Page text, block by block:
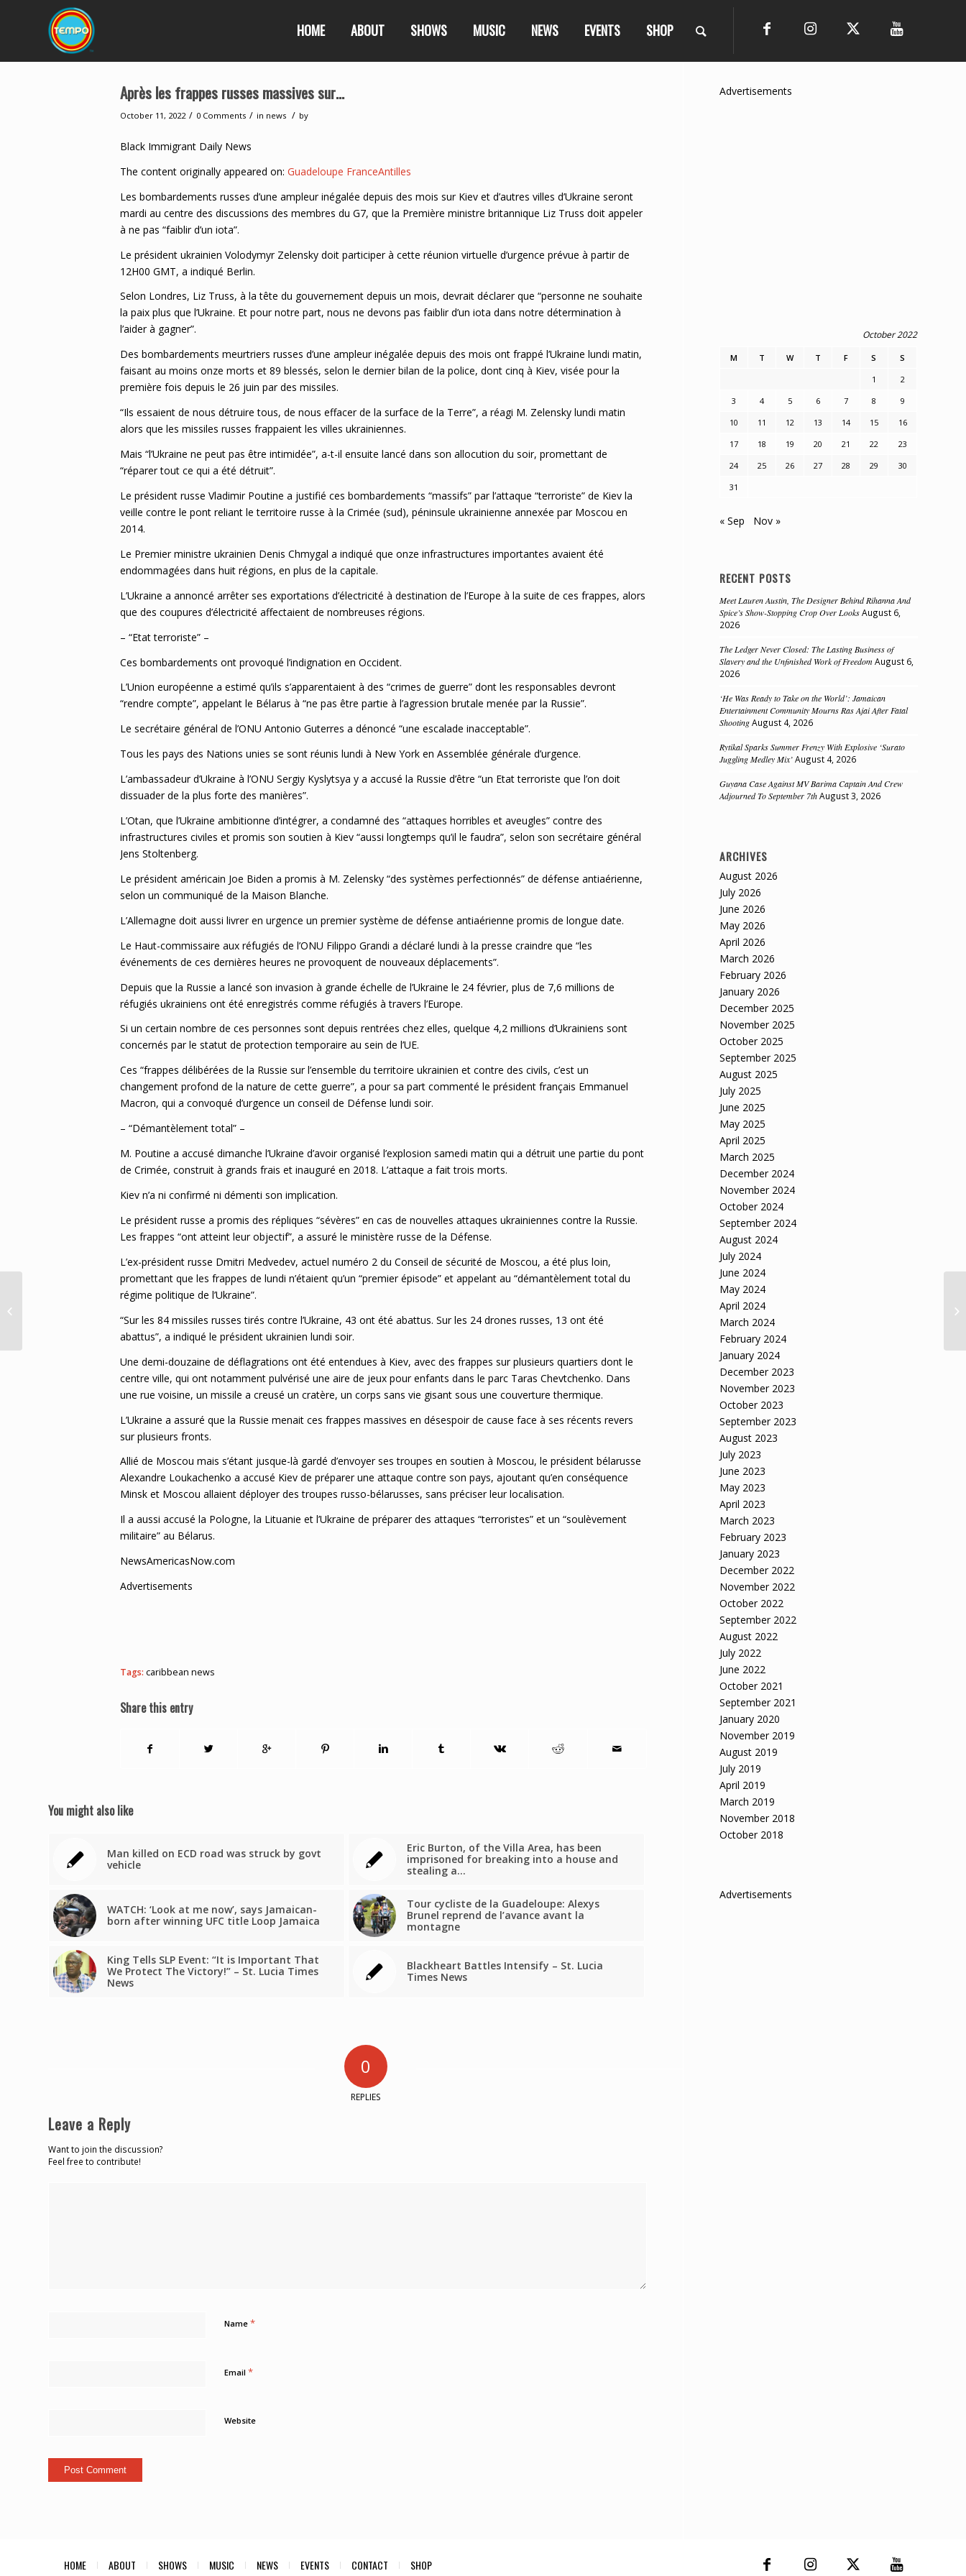
HOME ABOUT SHOWS MUSIC NEWS EVENTS SHOP
Après les frappes russes massives sur…
October 11, 2022 / 0 Comments / in news / by
Black Immigrant Daily News
The content originally appeared on: Guadeloupe FranceAntilles
Les bombardements russes d’une ampleur inégalée depuis des mois sur Kiev et d’autres villes d’Ukraine seront
mardi au centre des discussions des membres du G7, que la Première ministre britannique Liz Truss doit appeler
à ne pas “faiblir d’un iota”.
Le président ukrainien Volodymyr Zelensky doit participer à cette réunion virtuelle d’urgence prévue à partir de
12H00 GMT, a indiqué Berlin.
Selon Londres, Liz Truss, à la tête du gouvernement depuis un mois, devrait déclarer que “personne ne souhaite
la paix plus que l’Ukraine. Et pour notre part, nous ne devons pas faiblir d’un iota dans notre détermination à
l’aider à gagner”.
Des bombardements meurtriers russes d’une ampleur inégalée depuis des mois ont frappé l’Ukraine lundi matin,
faisant au moins onze morts et 89 blessés, selon le dernier bilan de la police, dont cinq à Kiev, visée pour la
première fois depuis le 26 juin par des missiles.
“Ils essaient de nous détruire tous, de nous effacer de la surface de la Terre”, a réagi M. Zelensky lundi matin
alors que les missiles russes frappaient les villes ukrainiennes.
Mais “l’Ukraine ne peut pas être intimidée”, a-t-il ensuite lancé dans son allocution du soir, promettant de
“réparer tout ce qui a été détruit”.
Le président russe Vladimir Poutine a justifié ces bombardements “massifs” par l’attaque “terroriste” de Kiev la
veille contre le pont reliant le territoire russe à la Crimée (sud), péninsule ukrainienne annexée par Moscou en
2014.
Le Premier ministre ukrainien Denis Chmygal a indiqué que onze infrastructures importantes avaient été
endommagées dans huit régions, en plus de la capitale.
L’Ukraine a annoncé arrêter ses exportations d’électricité à destination de l’Europe à la suite de ces frappes, alors
que des coupures d’électricité affectaient de nombreuses régions.
– “Etat terroriste” –
Ces bombardements ont provoqué l’indignation en Occident.
L’Union européenne a estimé qu’ils s’apparentaient à des “crimes de guerre” dont les responsables devront
“rendre compte”, appelant le Bélarus à “ne pas être partie à l’agression brutale menée par la Russie”.
Le secrétaire général de l’ONU Antonio Guterres a dénoncé “une escalade inacceptable”.
Tous les pays des Nations unies se sont réunis lundi à New York en Assemblée générale d’urgence.
L’ambassadeur d’Ukraine à l’ONU Sergiy Kyslytsya y a accusé la Russie d’être “un Etat terroriste que l’on doit
dissuader de la plus forte des manières”.
L’Otan, que l’Ukraine ambitionne d’intégrer, a condamné des “attaques horribles et aveugles” contre des
infrastructures civiles et promis son soutien à Kiev “aussi longtemps qu’il le faudra”, selon son secrétaire général
Jens Stoltenberg.
Le président américain Joe Biden a promis à M. Zelensky “des systèmes perfectionnés” de défense antiaérienne,
selon un communiqué de la Maison Blanche.
L’Allemagne doit aussi livrer en urgence un premier système de défense antiaérienne promis de longue date.
Le Haut-commissaire aux réfugiés de l’ONU Filippo Grandi a déclaré lundi à la presse craindre que “les
événements de ces dernières heures ne provoquent de nouveaux déplacements”.
Depuis que la Russie a lancé son invasion à grande échelle de l’Ukraine le 24 février, plus de 7,6 millions de
réfugiés ukrainiens ont été enregistrés comme réfugiés à travers l’Europe.
Si un certain nombre de ces personnes sont depuis rentrées chez elles, quelque 4,2 millions d’Ukrainiens sont
concernés par le statut de protection temporaire au sein de l’UE.
Ces “frappes délibérées de la Russie sur l’ensemble du territoire ukrainien et contre des civils, c’est un
changement profond de la nature de cette guerre”, a pour sa part commenté le président français Emmanuel
Macron, qui a convoqué d’urgence un conseil de Défense lundi soir.
– “Démantèlement total” –
M. Poutine a accusé dimanche l’Ukraine d’avoir organisé l’explosion samedi matin qui a détruit une partie du pont
de Crimée, construit à grands frais et inauguré en 2018. L’attaque a fait trois morts.
Kiev n’a ni confirmé ni démenti son implication.
Le président russe a promis des répliques “sévères” en cas de nouvelles attaques ukrainiennes contre la Russie.
Les frappes “ont atteint leur objectif”, a assuré le ministère russe de la Défense.
L’ex-président russe Dmitri Medvedev, actuel numéro 2 du Conseil de sécurité de Moscou, a été plus loin,
promettant que les frappes de lundi n’étaient qu’un “premier épisode” et appelant au “démantèlement total du
régime politique de l’Ukraine”.
“Sur les 84 missiles russes tirés contre l’Ukraine, 43 ont été abattus. Sur les 24 drones russes, 13 ont été
abattus”, a indiqué le président ukrainien lundi soir.
Une demi-douzaine de déflagrations ont été entendues à Kiev, avec des frappes sur plusieurs quartiers dont le
centre ville, qui ont notamment pulvérisé une aire de jeux pour enfants dans le parc Taras Chevtchenko. Dans
une rue voisine, un missile a creusé un cratère, un corps sans vie gisant sous une couverture thermique.
L’Ukraine a assuré que la Russie menait ces frappes massives en désespoir de cause face à ses récents revers
sur plusieurs fronts.
Allié de Moscou mais s’étant jusque-là gardé d’envoyer ses troupes en soutien à Moscou, le président bélarusse
Alexandre Loukachenko a accusé Kiev de préparer une attaque contre son pays, ajoutant qu’en conséquence
Minsk et Moscou allaient déployer des troupes russo-bélarusses, sans préciser leur localisation.
Il a aussi accusé la Pologne, la Lituanie et l’Ukraine de préparer des attaques “terroristes” et un “soulèvement
militaire” au Bélarus.
NewsAmericasNow.com
Advertisements
Tags: caribbean news
Share this entry
You might also like
Man killed on ECD road was struck by govt
vehicle
Eric Burton, of the Villa Area, has been
imprisoned for breaking into a house and
stealing a…
WATCH: ‘Look at me now’, says Jamaican-
born after winning UFC title Loop Jamaica
Tour cycliste de la Guadeloupe: Alexys
Brunel reprend de l’avance avant la
montagne
King Tells SLP Event: “It is Important That
We Protect The Victory!” – St. Lucia Times
News
Blackheart Battles Intensify – St. Lucia
Times News
0
REPLIES
Leave a Reply
Want to join the discussion?
Feel free to contribute!
Name *
Email *
Website
Advertisements
October 2022
M T W T F S
S
1
2
3
4 5 6 7 8
9
10
11 12 13 14 15
16
17
18 19 20 21 22
23
24
25 26 27 28 29
30
31
« Sep Nov »
RECENT POSTS
Meet Lauren Austin, The Designer Behind Rihanna And
Spice’s Show-Stopping Crop Over Looks August 6,
2026
The Ledger Never Closed: The Lasting Business of
Slavery and the Unfinished Work of Freedom August 6,
2026
‘He Was Ready to Take on the World’: Jamaican
Entertainment Community Mourns Ras Ajai After Fatal
Shooting August 4, 2026
Rytikal Sparks Summer Frenzy With Explosive ‘Surato
Juggling Medley Mix’ August 4, 2026
Guyana Case Against MV Barima Captain And Crew
Adjourned To September 7th August 3, 2026
ARCHIVES
August 2026
July 2026
June 2026
May 2026
April 2026
March 2026
February 2026
January 2026
December 2025
November 2025
October 2025
September 2025
August 2025
July 2025
June 2025
May 2025
April 2025
March 2025
December 2024
November 2024
October 2024
September 2024
August 2024
July 2024
June 2024
May 2024
April 2024
March 2024
February 2024
January 2024
December 2023
November 2023
October 2023
September 2023
August 2023
July 2023
June 2023
May 2023
April 2023
March 2023
February 2023
January 2023
December 2022
November 2022
October 2022
September 2022
August 2022
July 2022
June 2022
October 2021
September 2021
January 2020
November 2019
August 2019
July 2019
April 2019
March 2019
November 2018
October 2018
Advertisements
HOME ABOUT SHOWS MUSIC NEWS EVENTS CONTACT SHOP
zich op online schaken